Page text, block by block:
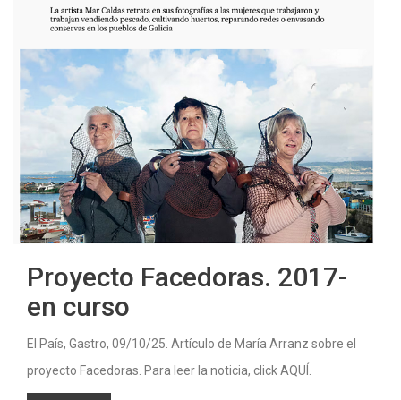
Proyecto Facedoras. 2017-
en curso
El País, Gastro, 09/10/25. Artículo de María Arranz sobre el
proyecto Facedoras. Para leer la noticia, click AQUÍ.